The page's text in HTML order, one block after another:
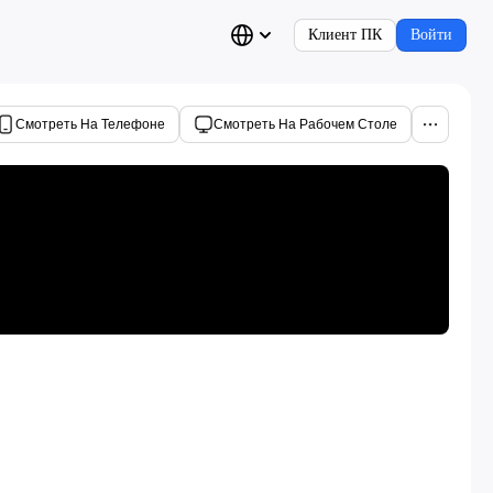
Клиент ПК Войти
Смотреть На Телефоне Смотреть На Рабочем Столе